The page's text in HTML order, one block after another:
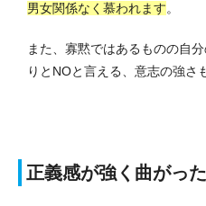
男女関係なく慕われます。
また、寡黙ではあるものの自
りとNOと言える、意志の強さ
正義感が強く曲がっ